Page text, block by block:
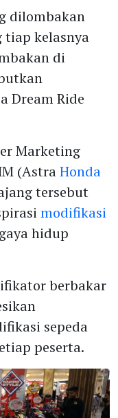
dilombakan
tiap kelasnya
di
Dream Ride
Marketing
(AstraHonda
tersebut
modifikasi
hidup
berbakar
sepeda
peserta.